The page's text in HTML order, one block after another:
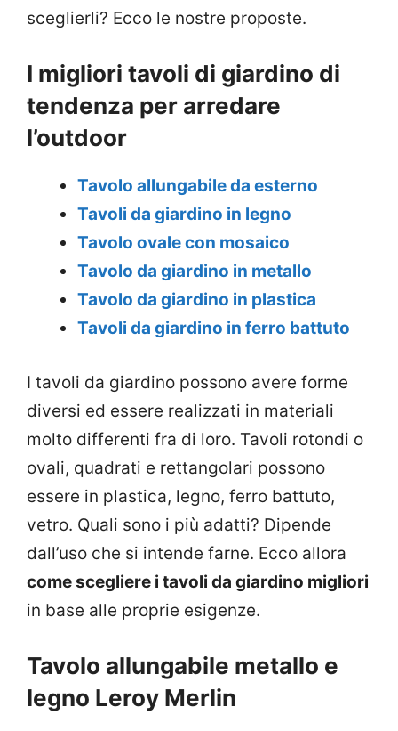
sceglierli? Ecco le nostre proposte.
I migliori tavoli di giardino di
tendenza per arredare
l’outdoor
Tavolo allungabile da esterno
Tavoli da giardino in legno
Tavolo ovale con mosaico
Tavolo da giardino in metallo
Tavolo da giardino in plastica
Tavoli da giardino in ferro battuto
I tavoli da giardino possono avere forme
diversi ed essere realizzati in materiali
molto differenti fra di loro. Tavoli rotondi o
ovali, quadrati e rettangolari possono
essere in plastica, legno, ferro battuto,
vetro. Quali sono i più adatti? Dipende
dall’uso che si intende farne. Ecco allora
come scegliere i tavoli da giardino migliori
in base alle proprie esigenze.
Tavolo allungabile metallo e
legno Leroy Merlin